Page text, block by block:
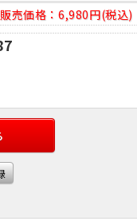
販売価格： 6,980円(税込)